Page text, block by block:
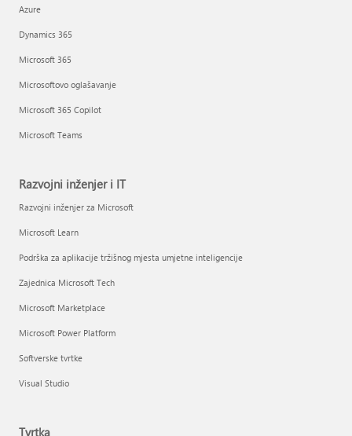
Azure
Dynamics 365
Microsoft 365
Microsoftovo oglašavanje
Microsoft 365 Copilot
Microsoft Teams
Razvojni inženjer i IT
Razvojni inženjer za Microsoft
Microsoft Learn
Podrška za aplikacije tržišnog mjesta umjetne inteligencije
Zajednica Microsoft Tech
Microsoft Marketplace
Microsoft Power Platform
Softverske tvrtke
Visual Studio
Tvrtka